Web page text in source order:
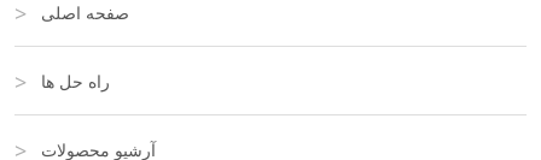
صفحه اصلی
راه حل ها
آرشیو محصولات